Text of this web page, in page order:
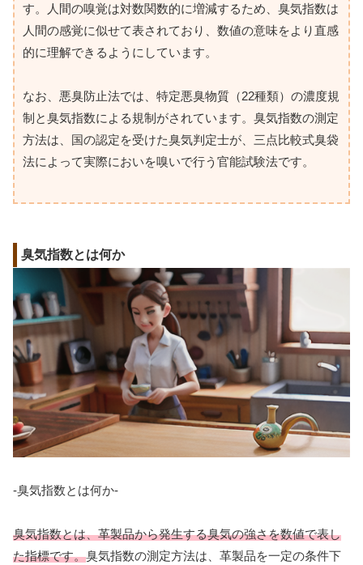
す。人間の嗅覚は対数関数的に増減するため、臭気指数は
人間の感覚に似せて表されており、数値の意味をより直感
的に理解できるようにしています。
なお、悪臭防止法では、特定悪臭物質（22種類）の濃度規
制と臭気指数による規制がされています。臭気指数の測定
方法は、国の認定を受けた臭気判定士が、三点比較式臭袋
法によって実際においを嗅いで行う官能試験法です。
臭気指数とは何か
-臭気指数とは何か-
臭気指数とは、革製品から発生する臭気の強さを数値で表し
た指標です。臭気指数の測定方法は、革製品を一定の条件下